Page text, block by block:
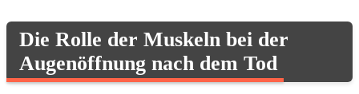
Die Rolle der Muskeln bei der
Augenöffnung nach dem Tod